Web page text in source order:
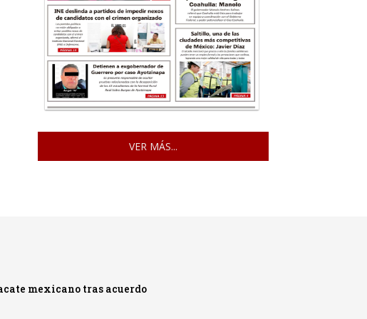
VER MÁS...
mexicano tras acuerdo